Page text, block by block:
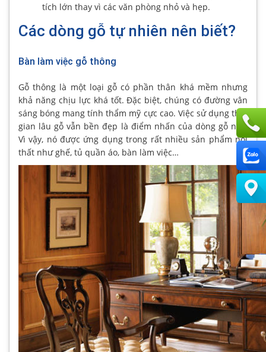
tích lớn thay vì các văn phòng nhỏ và hẹp.
Các dòng gỗ tự nhiên nên biết?
Bàn làm việc gỗ thông
Gỗ thông là một loại gỗ có phần thân khá mềm nhưng
khả năng chịu lực khá tốt. Đặc biệt, chúng có đường vân
sáng bóng mang tính thẩm mỹ cực cao. Việc sử dụng thời
gian lâu gỗ vẫn bền đẹp là điểm nhấn của dòng gỗ này.
Vì vậy, nó được ứng dụng trong rất nhiều sản phẩm nội
thất như ghế, tủ quần áo, bàn làm việc…